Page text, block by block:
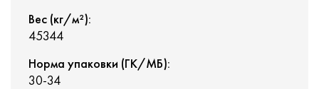
Вес (кг/м²):
45344
Норма упаковки (ГК/МБ):
30-34